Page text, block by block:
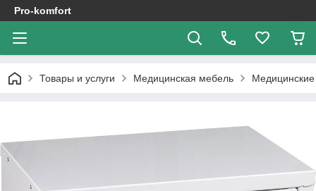
Pro-komfort
Товары и услуги Медицинская мебель